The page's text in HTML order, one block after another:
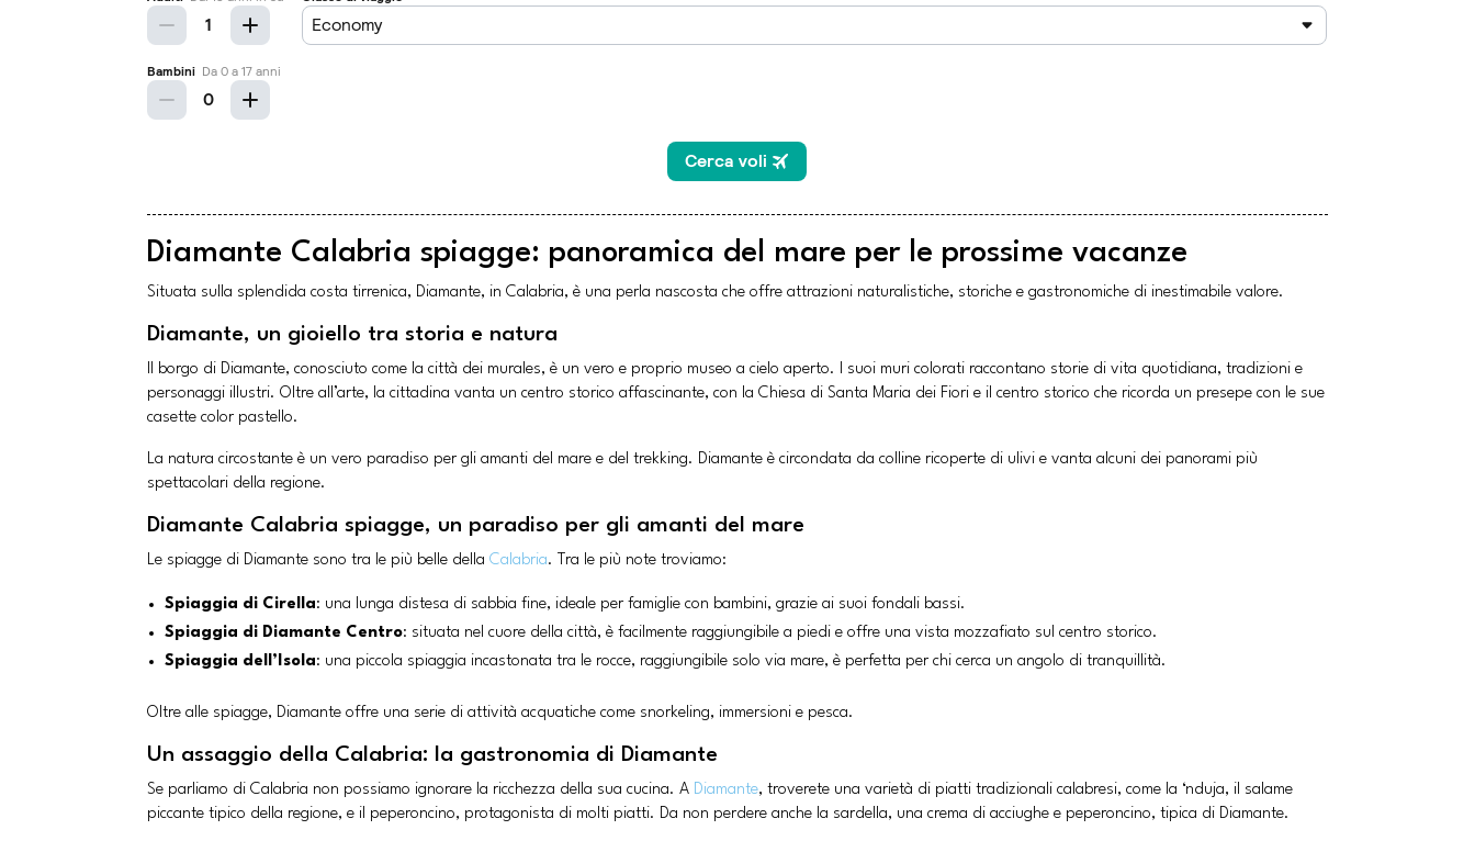
Diamante Calabria spiagge: panoramica del mare per le prossime vacanze
Situata sulla splendida costa tirrenica, Diamante, in Calabria, è una perla nascosta che offre attrazioni naturalistiche, storiche e gastronomiche di inestimabile valore.
Diamante, un gioiello tra storia e natura
Il borgo di Diamante, conosciuto come la città dei murales, è un vero e proprio museo a cielo aperto. I suoi muri colorati raccontano storie di vita quotidiana, tradizioni e
personaggi illustri. Oltre all’arte, la cittadina vanta un centro storico affascinante, con la Chiesa di Santa Maria dei Fiori e il centro storico che ricorda un presepe con le sue
casette color pastello.
La natura circostante è un vero paradiso per gli amanti del mare e del trekking. Diamante è circondata da colline ricoperte di ulivi e vanta alcuni dei panorami più
spettacolari della regione.
Diamante Calabria spiagge, un paradiso per gli amanti del mare
Le spiagge di Diamante sono tra le più belle dellaCalabria. Tra le più note troviamo:
Spiaggia di Cirella: una lunga distesa di sabbia fine, ideale per famiglie con bambini, grazie ai suoi fondali bassi.
Spiaggia di Diamante Centro: situata nel cuore della città, è facilmente raggiungibile a piedi e offre una vista mozzafiato sul centro storico.
Spiaggia dell’Isola: una piccola spiaggia incastonata tra le rocce, raggiungibile solo via mare, è perfetta per chi cerca un angolo di tranquillità.
Oltre alle spiagge, Diamante offre una serie di attività acquatiche come snorkeling, immersioni e pesca.
Un assaggio della Calabria: la gastronomia di Diamante
Se parliamo di Calabria non possiamo ignorare la ricchezza della sua cucina. A Diamante, troverete una varietà di piatti tradizionali calabresi, come la ‘nduja, il salame
piccante tipico della regione, e il peperoncino, protagonista di molti piatti. Da non perdere anche la sardella, una crema di acciughe e peperoncino, tipica di Diamante.